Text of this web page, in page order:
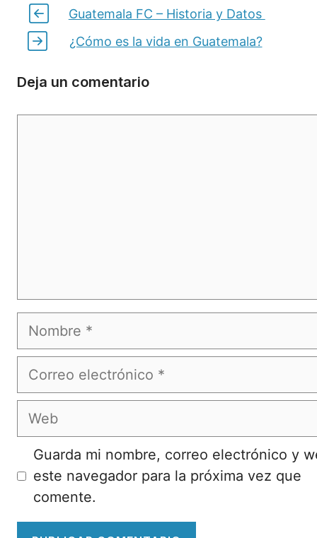
Guatemala FC – Historia y Datos
¿Cómo es la vida en Guatemala?
Deja un comentario
Nombre
Correo
Web
Guarda mi nombre, correo electrónico y
este navegador para la próxima vez que
comente.